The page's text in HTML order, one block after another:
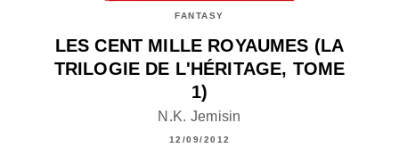
FANTASY
LES CENT MILLE ROYAUMES (LA
TRILOGIE DE L'HÉRITAGE, TOME
1)
N.K. Jemisin
12/09/2012